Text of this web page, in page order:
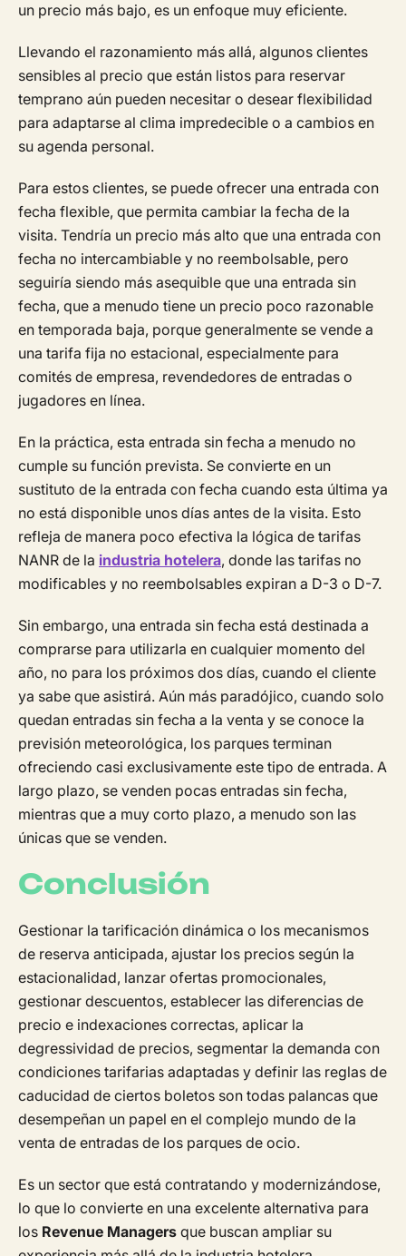
un precio más bajo, es un enfoque muy eficiente.
Llevando el razonamiento más allá, algunos clientes
sensibles al precio que están listos para reservar
temprano aún pueden necesitar o desear flexibilidad
para adaptarse al clima impredecible o a cambios en
su agenda personal.
Para estos clientes, se puede ofrecer una entrada con
fecha flexible, que permita cambiar la fecha de la
visita. Tendría un precio más alto que una entrada con
fecha no intercambiable y no reembolsable, pero
seguiría siendo más asequible que una entrada sin
fecha, que a menudo tiene un precio poco razonable
en temporada baja, porque generalmente se vende a
una tarifa fija no estacional, especialmente para
comités de empresa, revendedores de entradas o
jugadores en línea.
En la práctica, esta entrada sin fecha a menudo no
cumple su función prevista. Se convierte en un
sustituto de la entrada con fecha cuando esta última ya
no está disponible unos días antes de la visita. Esto
refleja de manera poco efectiva la lógica de tarifas
NANR de la industria hotelera, donde las tarifas no
modificables y no reembolsables expiran a D-3 o D-7.
Sin embargo, una entrada sin fecha está destinada a
comprarse para utilizarla en cualquier momento del
año, no para los próximos dos días, cuando el cliente
ya sabe que asistirá. Aún más paradójico, cuando solo
quedan entradas sin fecha a la venta y se conoce la
previsión meteorológica, los parques terminan
ofreciendo casi exclusivamente este tipo de entrada. A
largo plazo, se venden pocas entradas sin fecha,
mientras que a muy corto plazo, a menudo son las
únicas que se venden.
Conclusión
Gestionar la tarificación dinámica o los mecanismos
de reserva anticipada, ajustar los precios según la
estacionalidad, lanzar ofertas promocionales,
gestionar descuentos, establecer las diferencias de
precio e indexaciones correctas, aplicar la
degressividad de precios, segmentar la demanda con
condiciones tarifarias adaptadas y definir las reglas de
caducidad de ciertos boletos son todas palancas que
desempeñan un papel en el complejo mundo de la
venta de entradas de los parques de ocio.
Es un sector que está contratando y modernizándose,
lo que lo convierte en una excelente alternativa para
los Revenue Managers que buscan ampliar su